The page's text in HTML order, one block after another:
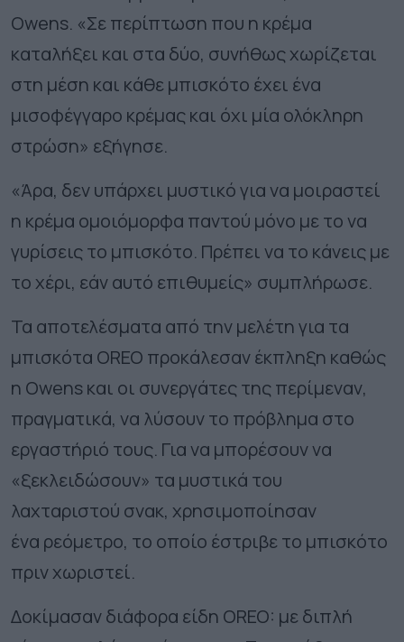
Owens. «Σε περίπτωση που η κρέμα
καταλήξει και στα δύο, συνήθως χωρίζεται
στη μέση και κάθε μπισκότο έχει ένα
μισοφέγγαρο κρέμας και όχι μία ολόκληρη
στρώση» εξήγησε.
«Άρα, δεν υπάρχει μυστικό για να μοιραστεί
η κρέμα ομοιόμορφα παντού μόνο με το να
γυρίσεις το μπισκότο. Πρέπει να το κάνεις με
το χέρι, εάν αυτό επιθυμείς» συμπλήρωσε.
Τα αποτελέσματα από την μελέτη για τα
μπισκότα OREO προκάλεσαν έκπληξη καθώς
η Owens και οι συνεργάτες της περίμεναν,
πραγματικά, να λύσουν το πρόβλημα στο
εργαστήριό τους. Για να μπορέσουν να
«ξεκλειδώσουν» τα μυστικά του
λαχταριστού σνακ, χρησιμοποίησαν
ένα ρεόμετρο, το οποίο έστριβε το μπισκότο
πριν χωριστεί.
Δοκίμασαν διάφορα είδη OREO: με διπλή